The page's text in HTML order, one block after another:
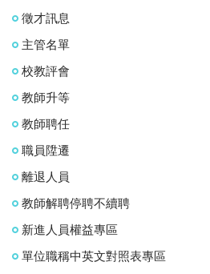
徵才訊息
主管名單
校教評會
教師升等
教師聘任
職員陞遷
離退人員
教師解聘停聘不續聘
新進人員權益專區
單位職稱中英文對照表專區